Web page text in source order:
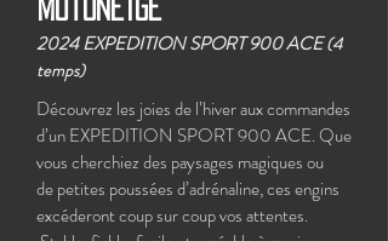
Motoneige
2024 EXPEDITION SPORT 900 ACE(4
temps)
Découvrez les joies de l’hiver aux commandes
d’un EXPEDITION SPORT 900 ACE. Que
vous cherchiez des paysages magiques ou
de petites poussées d’adrénaline, ces engins
excéderont coup sur coup vos attentes.